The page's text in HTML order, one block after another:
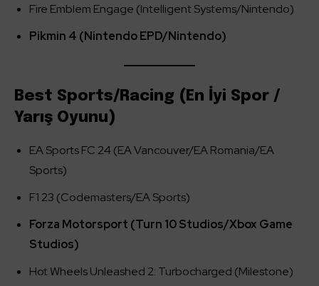
Fire Emblem Engage (Intelligent Systems/Nintendo)
Pikmin 4 (Nintendo EPD/Nintendo)
Best Sports/Racing (En İyi Spor /
Yarış Oyunu)
EA Sports FC 24 (EA Vancouver/EA Romania/EA
Sports)
F1 23 (Codemasters/EA Sports)
Forza Motorsport (Turn 10 Studios/Xbox Game
Studios)
Hot Wheels Unleashed 2: Turbocharged (Milestone)